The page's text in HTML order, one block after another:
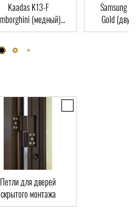
Samsung SHP-DP728
Gold (двухригельная
врезная часть), Автомат,
ключ,
Петли для дверей
скрытого монтажа